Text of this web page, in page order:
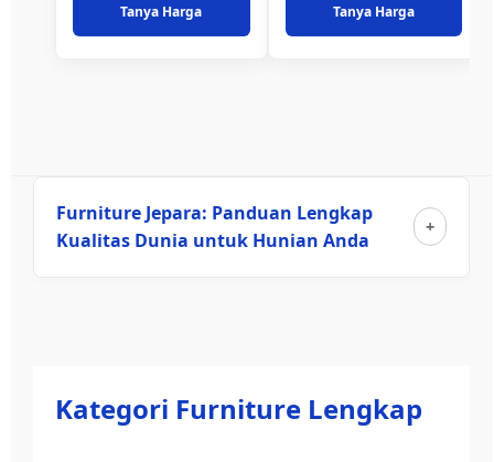
Tanya Harga Tanya Harga
Furniture Jepara: Panduan Lengkap
Kualitas Dunia untuk Hunian Anda
Kategori Furniture Lengkap